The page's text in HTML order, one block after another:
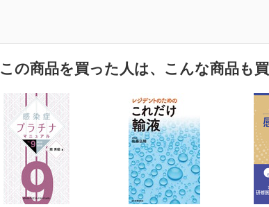
この商品を買った人は、こんな商品も